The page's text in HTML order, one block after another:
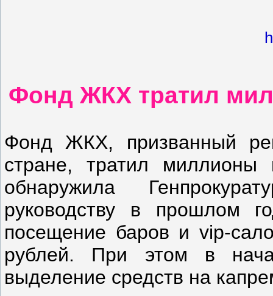
Фонд ЖКХ тратил
Фонд ЖКХ, призванный
стране, тратил миллионы
обнаружила
руководству в прошлом
посещение баров и vip-
рублей. При этом в
выделение средств на